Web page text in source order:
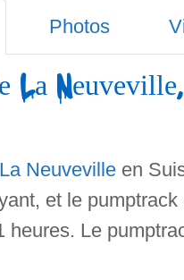
Photos
La
La Neuveville en
et le
heures. Le